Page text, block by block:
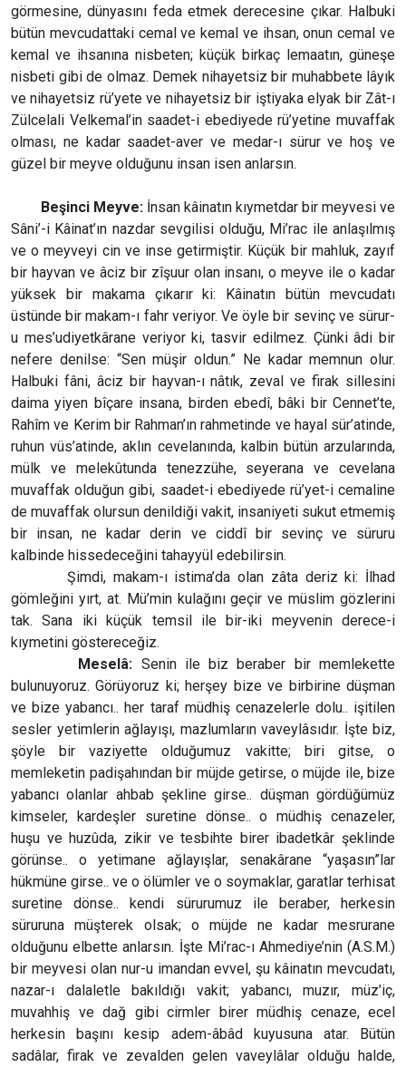
görmesine, dünyasını feda etmek derecesine çıkar. Halbuki
bütün mevcudattaki cemal ve kemal ve ihsan, onun cemal ve
kemal ve ihsanına nisbeten; küçük birkaç lemaatın, güneşe
nisbeti gibi de olmaz. Demek nihayetsiz bir muhabbete lâyık
ve nihayetsiz rü’yete ve nihayetsiz bir iştiyaka elyak bir Zât-ı
Zülcelali Velkemal’in saadet-i ebediyede rü’yetine muvaffak
olması, ne kadar saadet-aver ve medar-ı sürur ve hoş ve
güzel bir meyve olduğunu insan isen anlarsın.
Beşinci Meyve:İnsan kâinatın kıymetdar bir meyvesi ve
Sâni’-i Kâinat’ın nazdar sevgilisi olduğu, Mi’rac ile anlaşılmış
ve o meyveyi cin ve inse getirmiştir. Küçük bir mahluk, zayıf
bir hayvan ve âciz bir zîşuur olan insanı, o meyve ile o kadar
yüksek bir makama çıkarır ki: Kâinatın bütün mevcudatı
üstünde bir makam-ı fahr veriyor. Ve öyle bir sevinç ve sürur-
u mes’udiyetkârane veriyor ki, tasvir edilmez. Çünki âdi bir
nefere denilse: “Sen müşir oldun.” Ne kadar memnun olur.
Halbuki fâni, âciz bir hayvan-ı nâtık, zeval ve firak sillesini
daima yiyen bîçare insana, birden ebedî, bâki bir Cennet’te,
Rahîm ve Kerim bir Rahman’ın rahmetinde ve hayal sür’atinde,
ruhun vüs’atinde, aklın cevelanında, kalbin bütün arzularında,
mülk ve melekûtunda tenezzühe, seyerana ve cevelana
muvaffak olduğun gibi, saadet-i ebediyede rü’yet-i cemaline
de muvaffak olursun denildiği vakit, insaniyeti sukut etmemiş
bir insan, ne kadar derin ve ciddî bir sevinç ve süruru
kalbinde hissedeceğini tahayyül edebilirsin.
Şimdi, makam-ı istima’da olan zâta deriz ki: İlhad
gömleğini yırt, at. Mü’min kulağını geçir ve müslim gözlerini
tak. Sana iki küçük temsil ile bir-iki meyvenin derece-i
kıymetini göstereceğiz.
Meselâ: Senin ile biz beraber bir memlekette
bulunuyoruz. Görüyoruz ki; herşey bize ve birbirine düşman
ve bize yabancı.. her taraf müdhiş cenazelerle dolu.. işitilen
sesler yetimlerin ağlayışı, mazlumların vaveylâsıdır. İşte biz,
şöyle bir vaziyette olduğumuz vakitte; biri gitse, o
memleketin padişahından bir müjde getirse, o müjde ile, bize
yabancı olanlar ahbab şekline girse.. düşman gördüğümüz
kimseler, kardeşler suretine dönse.. o müdhiş cenazeler,
huşu ve huzûda, zikir ve tesbihte birer ibadetkâr şeklinde
görünse.. o yetimane ağlayışlar, senakârane “yaşasın”lar
hükmüne girse.. ve o ölümler ve o soymaklar, garatlar terhisat
suretine dönse.. kendi sürurumuz ile beraber, herkesin
süruruna müşterek olsak; o müjde ne kadar mesrurane
olduğunu elbette anlarsın. İşte Mi’rac-ı Ahmediye’nin (A.S.M.)
bir meyvesi olan nur-u imandan evvel, şu kâinatın mevcudatı,
nazar-ı dalaletle bakıldığı vakit; yabancı, muzır, müz’iç,
muvahhiş ve dağ gibi cirmler birer müdhiş cenaze, ecel
herkesin başını kesip adem-âbâd kuyusuna atar. Bütün
sadâlar, firak ve zevalden gelen vaveylâlar olduğu halde,